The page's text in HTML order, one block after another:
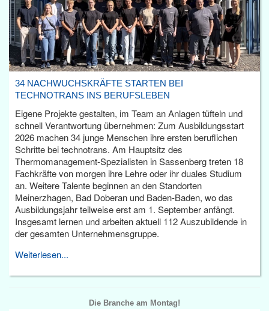
34 NACHWUCHSKRÄFTE STARTEN BEI
TECHNOTRANS INS BERUFSLEBEN
Eigene Projekte gestalten, im Team an Anlagen tüfteln und
schnell Verantwortung übernehmen: Zum Ausbildungsstart
2026 machen 34 junge Menschen ihre ersten beruflichen
Schritte bei technotrans. Am Hauptsitz des
Thermomanagement-Spezialisten in Sassenberg treten 18
Fachkräfte von morgen ihre Lehre oder ihr duales Studium
an. Weitere Talente beginnen an den Standorten
Meinerzhagen, Bad Doberan und Baden-Baden, wo das
Ausbildungsjahr teilweise erst am 1. September anfängt.
Insgesamt lernen und arbeiten aktuell 112 Auszubildende in
der gesamten Unternehmensgruppe.
Weiterlesen...
Die Branche am Montag!